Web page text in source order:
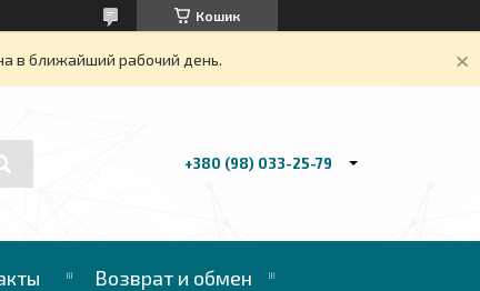
Кошик
в ближайший рабочий день.
+380 (98) 033-25-79
Возврат и обмен